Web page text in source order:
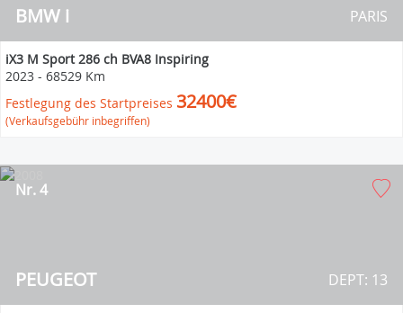
BMW i PARIS
iX3 M Sport 286 ch BVA8 Inspiring
2023 - 68529 Km
Festlegung des Startpreises 32400€
(Verkaufsgebühr inbegriffen)
PEUGEOT
Nr. 4
DEPT: 13